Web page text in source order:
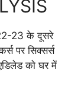
23 के दूसरे
पर सिक्सर्स
को घर में